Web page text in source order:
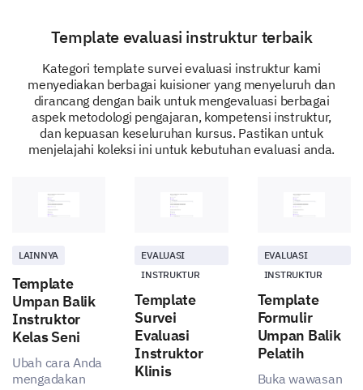
Template evaluasi instruktur terbaik
Kategori template survei evaluasi instruktur kami
menyediakan berbagai kuisioner yang menyeluruh dan
dirancang dengan baik untuk mengevaluasi berbagai
aspek metodologi pengajaran, kompetensi instruktur,
dan kepuasan keseluruhan kursus. Pastikan untuk
menjelajahi koleksi ini untuk kebutuhan evaluasi anda.
LAINNYA
Template
Umpan Balik
Instruktor
Kelas Seni
Ubah cara Anda
mengadakan
EVALUASI
INSTRUKTUR
Template
Survei
Evaluasi
Instruktor
Klinis
EVALUASI
INSTRUKTUR
Template
Formulir
Umpan Balik
Pelatih
Buka wawasan